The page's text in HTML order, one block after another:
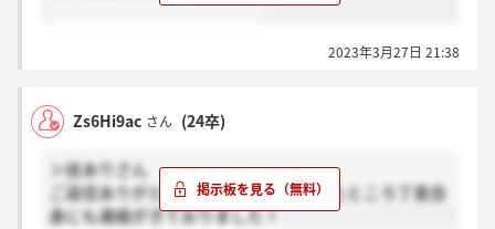
2023年3月27日 21:38
Zs6Hi9ac さん (24卒)
＞技ありさん
ご返信ありがとうございます！確認したところ丁度自
身にも連絡がきておりました！